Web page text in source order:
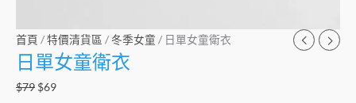
首頁 /特價清貨區 /冬季女童 / 日單女童衛衣
日單女童衛衣
$79 $69